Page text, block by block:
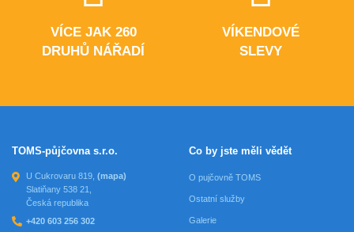
VÍCE JAK 260
DRUHŮ NÁŘADÍ
VÍKENDOVÉ
SLEVY
TOMS-půjčovna s.r.o.
U Cukrovaru 819, (mapa)
Slatiňany 538 21,
Česká republika
+420 603 256 302
Co by jste měli vědět
O pujčovně TOMS
Ostatní služby
Galerie